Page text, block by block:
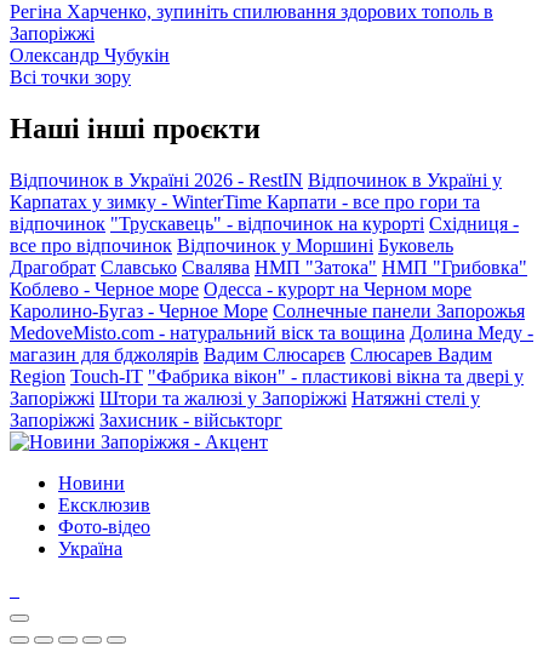
Регіна Харченко, зупиніть спилювання здорових тополь в
Запоріжжі
Олександр Чубукін
Всі точки зору
Наші інші проєкти
Відпочинок в Україні 2026 - RestIN Відпочинок в Україні у
Карпатах у зимку - WinterTime Карпати - все про гори та
відпочинок "Трускавець" - відпочинок на курорті Східниця -
все про відпочинок Відпочинок у Моршині Буковель
Драгобрат Славсько Свалява НМП "Затока" НМП "Грибовка"
Коблево - Черное море Одесса - курорт на Черном море
Каролино-Бугаз - Черное Море Солнечные панели Запорожья
MedoveMisto.com - натуральний віск та вощина Долина Меду -
магазин для бджолярів Вадим Слюсарєв Слюсарев Вадим
Region Touch-IT "Фабрика вікон" - пластикові вікна та двері у
Запоріжжі Штори та жалюзі у Запоріжжі Натяжні стелі у
Запоріжжі Захисник - військторг
Новини
Ексклюзив
Фото-відео
Україна